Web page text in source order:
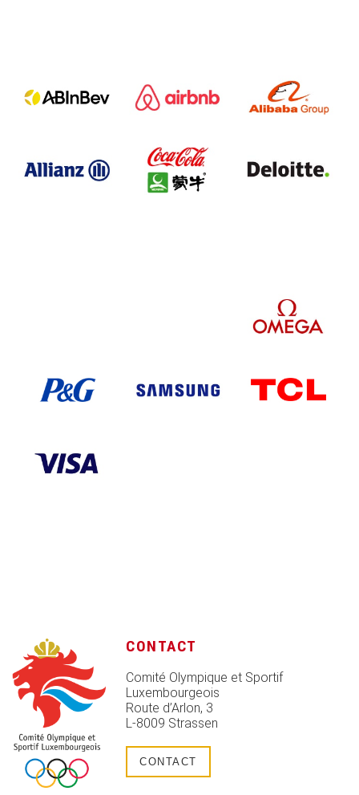
CONTACT
Comité Olympique et Sportif
Luxembourgeois
Route d’Arlon, 3
L-8009 Strassen
CONTACT